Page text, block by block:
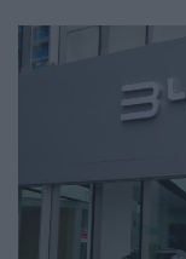
biztonságosan...